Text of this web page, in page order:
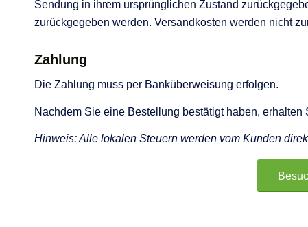
Sendung in ihrem ursprünglichen Zustand
zurückgegeben werden. Versandkosten werden nicht
Zahlung
Die Zahlung muss per Banküberweisung erfolgen.
Nachdem Sie eine Bestellung bestätigt haben,
Hinweis: Alle lokalen Steuern werden vom Kunden